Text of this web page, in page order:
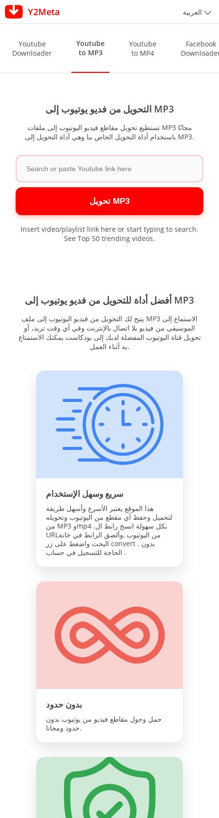
Y2Meta
Youtube
Downloader
Youtube
to MP3
Youtube
to MP4
Facebook
التحويل من فديو يوتيوب إلى MP3
تستطيع تحويل مقاطع فيديو اليوتيوب إلى ملفات MP3 مجانًا
باستخدام أداة التحويل الخاص بنا وهي أداة التحويل إلى MP3.
تحويل MP3
Insert video/playlist link here or start typing to search.
See Top 50 trending videos.
أفضل أداة للتحويل من فديو يوتيوب إلى MP3
يتيح لك التحويل من فيديو اليوتيوب إلى ملف MP3 الاستماع إلى
الموسيقى من فيديو بلا اتصال بالإنترنت وفي أي وقت تريد، أو
تحويل قناة اليوتيوب المفضلة لديك إلى بودكاست يمكنك الاستمتاع
به أثناء العمل.
سريع وسهل الإستخدام
هذا الموقع يعتبر الأسرع وأسهل طريقة
لتحميل وحفظ أي مقطع من اليوتيوب وتحويله
من MP3 وmp4 .بكل سهولة انسخ رابط ال
URLمن اليوتيوب ,وألصق الرابط في خانة
البحث واضغط على زر convert . بدون
الحاجة للتسجيل في حساب .
بدون حدود
حمل وحول مقاطع فيديو من يوتيوب بدون
حدود ومجانا.